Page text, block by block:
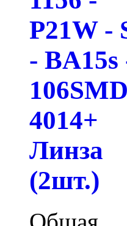
P21W -
- BA15s
106SMD
4014+
Линза
(2шт.)